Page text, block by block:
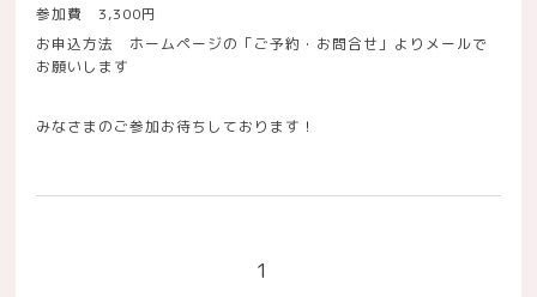
参加費 3,300円
お申込方法 ホームページの「ご予約・お問合せ」よりメールで
お願いします
みなさまのご参加お待ちしております！
1